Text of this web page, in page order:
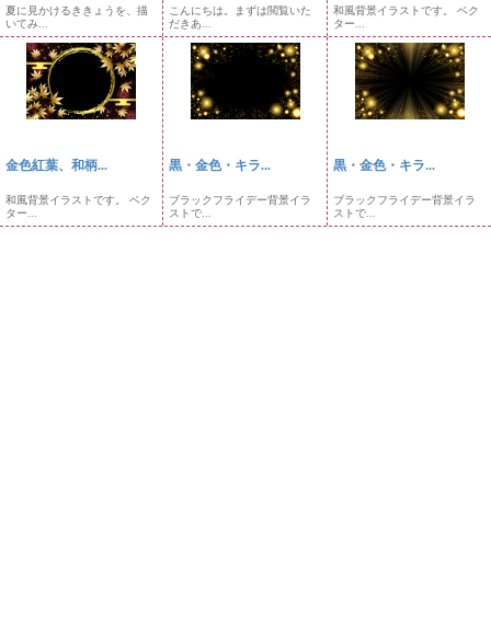
夏に見かけるききょうを、描
いてみ...
こんにちは。まずは閲覧いた
だきあ...
和風背景イラストです。 ベク
ター...
金色紅葉、和柄...
和風背景イラストです。 ベク
ター...
黒・金色・キラ...
ブラックフライデー背景イラ
ストで...
黒・金色・キラ...
ブラックフライデー背景イラ
ストで...